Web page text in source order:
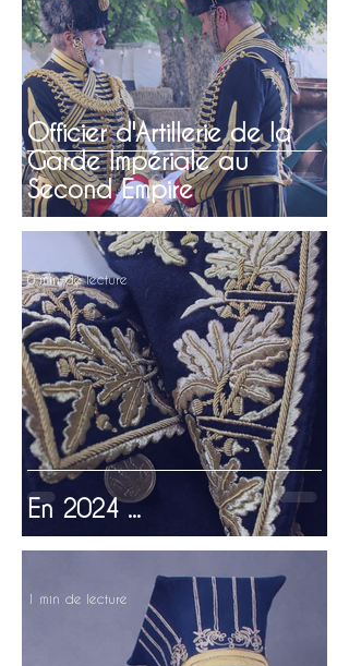
Officier d'Artillerie de la
Garde Impériale au
Second Empire
En 2024 ...
0 min de lecture
1 min de lecture